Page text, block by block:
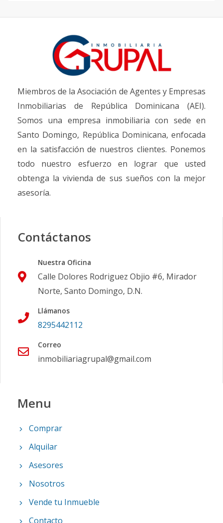
Miembros de la Asociación de Agentes y Empresas
Inmobiliarias de República Dominicana (AEI).
Somos una empresa inmobiliaria con sede en
Santo Domingo, República Dominicana, enfocada
en la satisfacción de nuestros clientes. Ponemos
todo nuestro esfuerzo en lograr que usted
obtenga la vivienda de sus sueños con la mejor
asesoría.
Contáctanos
Nuestra Oficina
Calle Dolores Rodriguez Objio #6, Mirador
Norte, Santo Domingo, D.N.
Llámanos
8295442112
Correo
inmobiliariagrupal@gmail.com
Menu
Comprar
Alquilar
Asesores
Nosotros
Vende tu Inmueble
Contacto